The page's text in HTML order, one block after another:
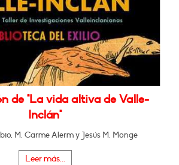
de "La vida altiva de Valle-
Inclán"
M. Carme Alerm y Jesús M. Monge
Leer más...